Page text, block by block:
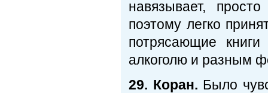
навязывает,
поэтому легко
потрясающие
алкоголю и разным
29. Коран. Было